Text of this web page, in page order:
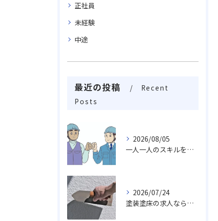
正社員
未経験
中途
最近の投稿
Recent
Posts
2026/08/05
一人一人のスキルを活かしチームワークや柔軟性を求め成長し続ける職場
2026/07/24
塗装塗床の求人なら…活躍出来る職場未経験・経験者でも求めております。